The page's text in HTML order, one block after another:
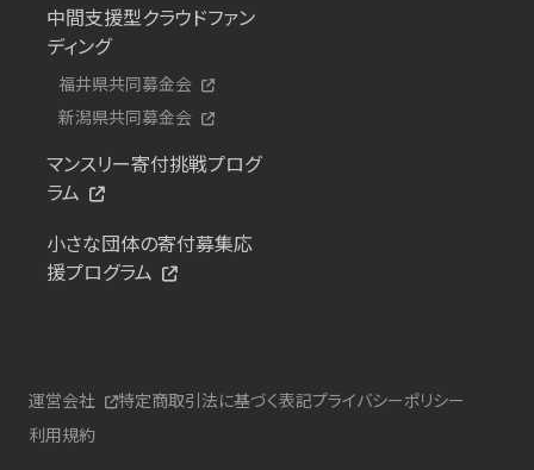
中間支援型クラウドファン
ディング
福井県共同募金会
新潟県共同募金会
マンスリー寄付挑戦プログ
ラム
小さな団体の寄付募集応
援プログラム
運営会社 特定商取引法に基づく表記プライバシーポリシー
利用規約